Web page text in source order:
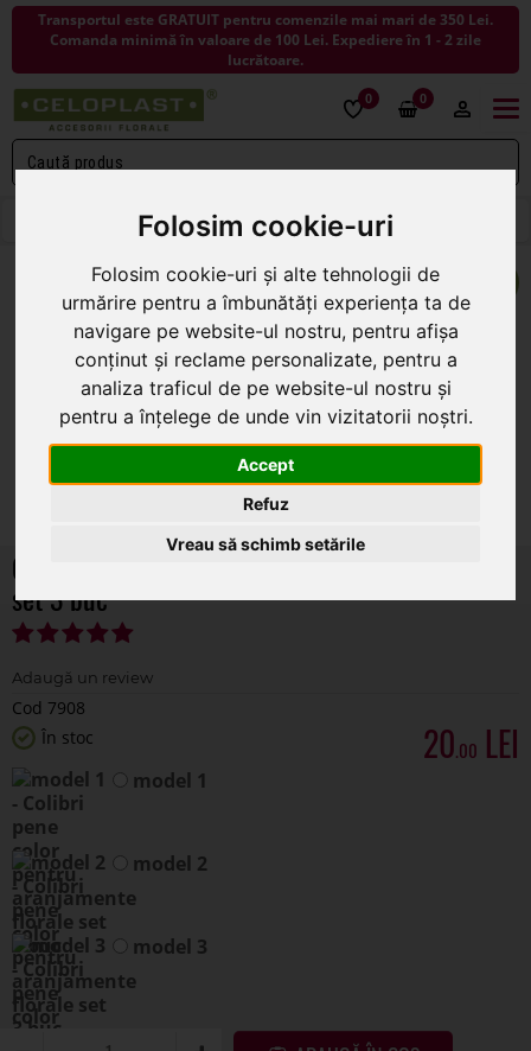
Folosim cookie-uri
Folosim cookie-uri și alte tehnologii de
urmărire pentru a îmbunătăți experiența ta de
navigare pe website-ul nostru, pentru afișa
conținut și reclame personalizate, pentru a
analiza traficul de pe website-ul nostru și
pentru a înțelege de unde vin vizitatorii noștri.
Accept
Refuz
Vreau să schimb setările
Transportul este GRATUIT pentru comenzile mai mari de 350 Lei.
Comanda minimă în valoare de 100 Lei. Expediere în 1 - 2 zile
lucrătoare.
0 0
< ÎNAPOI LA ARTICOLE DECORATIVE
Colibri pene color pentru aranjamente florale
set 3 buc
Cod 7908
În stoc
20.00
model 1
model 2
model 3